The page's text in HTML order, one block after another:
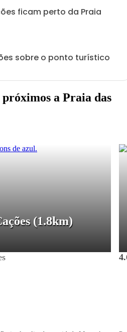
ficam perto da Praia
sobre o ponto turístico
a Praia das
(1.8km)